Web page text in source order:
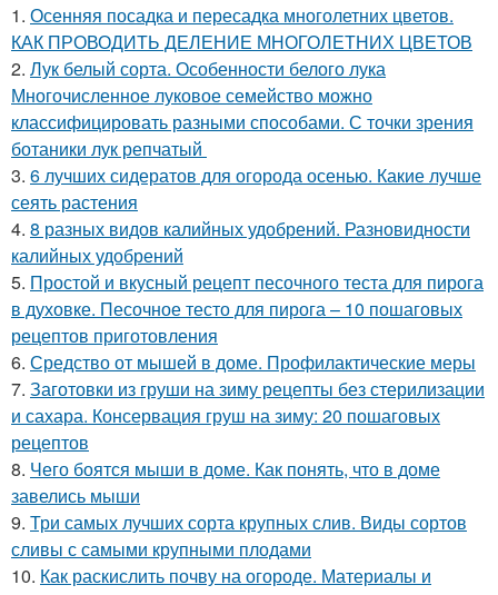
1. Осенняя посадка и пересадка многолетних цветов.
КАК ПРОВОДИТЬ ДЕЛЕНИЕ МНОГОЛЕТНИХ ЦВЕТОВ
2. Лук белый сорта. Особенности белого лука
Многочисленное луковое семейство можно
классифицировать разными способами. С точки зрения
ботаники лук репчатый
3. 6 лучших сидератов для огорода осенью. Какие лучше
сеять растения
4. 8 разных видов калийных удобрений. Разновидности
калийных удобрений
5. Простой и вкусный рецепт песочного теста для пирога
в духовке. Песочное тесто для пирога – 10 пошаговых
рецептов приготовления
6. Средство от мышей в доме. Профилактические меры
7. Заготовки из груши на зиму рецепты без стерилизации
и сахара. Консервация груш на зиму: 20 пошаговых
рецептов
8. Чего боятся мыши в доме. Как понять, что в доме
завелись мыши
9. Три самых лучших сорта крупных слив. Виды сортов
сливы с самыми крупными плодами
10. Как раскислить почву на огороде. Материалы и